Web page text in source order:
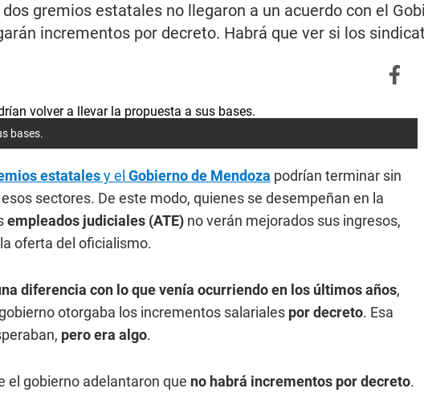
gremios estatales no llegaron a un acuerdo con el
incrementos por decreto. Habrá que ver si los
bases.
estatalesy el Gobierno de Mendoza podrían terminar sin
sectores. De este modo, quienes se desempeñan en la
empleados judiciales (ATE) no verán mejorados sus ingresos,
oferta del oficialismo.
diferencia con lo que venía ocurriendo en los últimos años,
otorgaba los incrementos salariales por decreto. Esa
pero era algo.
el gobierno adelantaron que no habrá incrementos por decreto.